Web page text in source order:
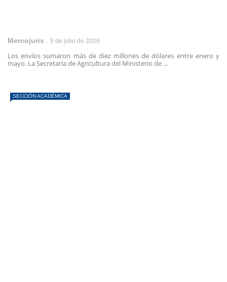
Mercojuris 5 de julio de 2026
Los envíos sumaron más de diez millones de dólares entre enero y
mayo. La Secretaría de Agricultura del Ministerio de ...
SECCIÓN ACADÉMICA